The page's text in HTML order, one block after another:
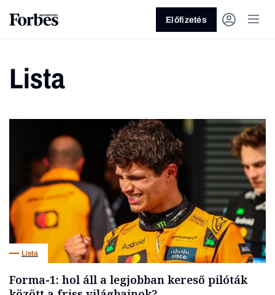
Vagy fedezze fel a következő
témákat
Pénz Zöld Legyél jobb!
Előfizetés
Lista
Lista
Forma-1: hol áll a legjobban kereső pilóták